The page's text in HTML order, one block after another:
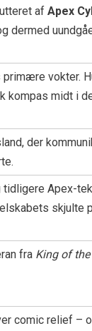
af Apex
dermed
primære vokter.
kompas midt i
der
Apex-
skjulte
fra King of
comic relief –